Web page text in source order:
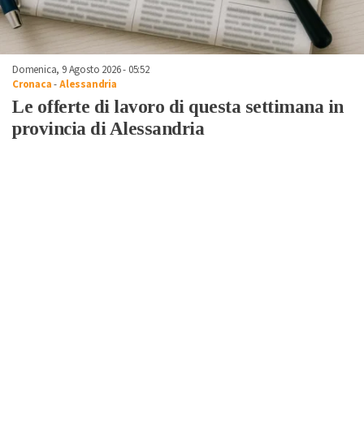
Domenica, 9 Agosto 2026 - 05:52
Cronaca-Alessandria
Le offerte di lavoro di questa settimana in
provincia di Alessandria